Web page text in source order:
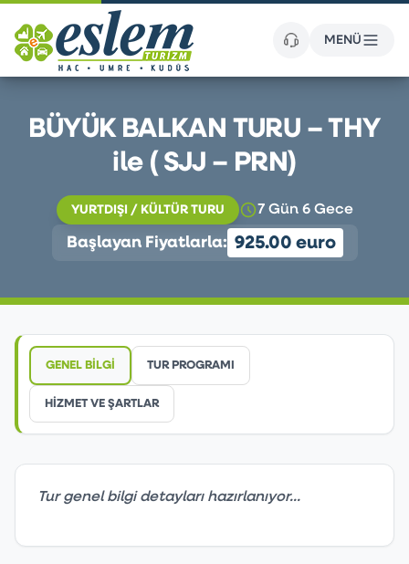
MENÜ
BÜYÜK BALKAN TURU – THY
ile ( SJJ – PRN)
YURTDIŞI / KÜLTÜR TURU 7 Gün 6 Gece
Başlayan Fiyatlarla: 925.00 euro
GENEL BİLGİ TUR PROGRAMI
HİZMET VE ŞARTLAR
Tur genel bilgi detayları hazırlanıyor...